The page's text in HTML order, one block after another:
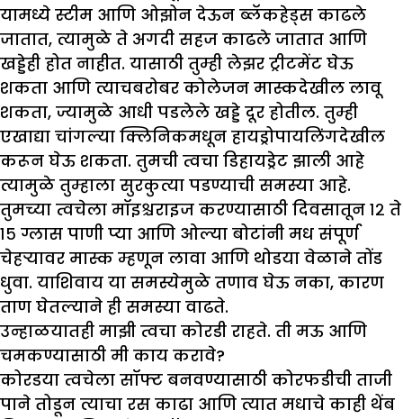
यामध्ये स्टीम आणि ओझोन देऊन ब्लॅकहेड्स काढले
जातात, त्यामुळे ते अगदी सहज काढले जातात आणि
खड्डेही होत नाहीत. यासाठी तुम्ही लेझर ट्रीटमेंट घेऊ
शकता आणि त्याचबरोबर कोलेजन मास्कदेखील लावू
शकता, ज्यामुळे आधी पडलेले खड्डे दूर होतील. तुम्ही
एखाद्या चांगल्या क्लिनिकमधून हायड्रोपायलिंगदेखील
करून घेऊ शकता. तुमची त्वचा डिहायड्रेट झाली आहे
त्यामुळे तुम्हाला सुरकुत्या पडण्याची समस्या आहे.
तुमच्या त्वचेला मॉइश्चराइज करण्यासाठी दिवसातून १२ ते
१५ ग्लास पाणी प्या आणि ओल्या बोटांनी मध संपूर्ण
चेहऱ्यावर मास्क म्हणून लावा आणि थोडया वेळाने तोंड
धुवा. याशिवाय या समस्येमुळे तणाव घेऊ नका, कारण
ताण घेतल्याने ही समस्या वाढते.
उन्हाळयातही माझी त्वचा कोरडी राहते. ती मऊ आणि
चमकण्यासाठी मी काय करावे?
कोरडया त्वचेला सॉफ्ट बनवण्यासाठी कोरफडीची ताजी
पाने तोडून त्याचा रस काढा आणि त्यात मधाचे काही थेंब